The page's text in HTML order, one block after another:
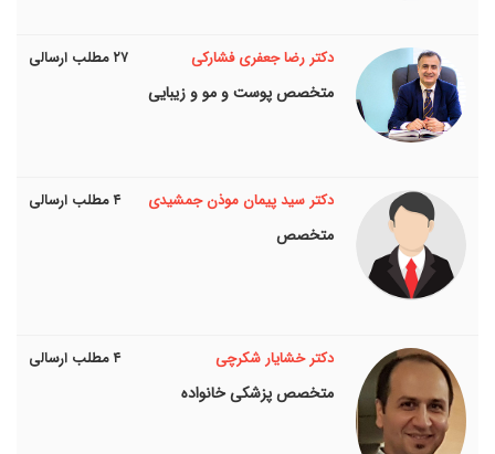
دکتر رضا جعفری فشارکی ۲۷ مطلب ارسالی
متخصص پوست و مو و زیبایی
دکتر سید پیمان موذن جمشیدی ۴ مطلب ارسالی
متخصص
دکتر خشایار شکرچی ۴ مطلب ارسالی
متخصص پزشکی خانواده